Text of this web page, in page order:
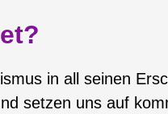
in all seinen
setzen uns auf